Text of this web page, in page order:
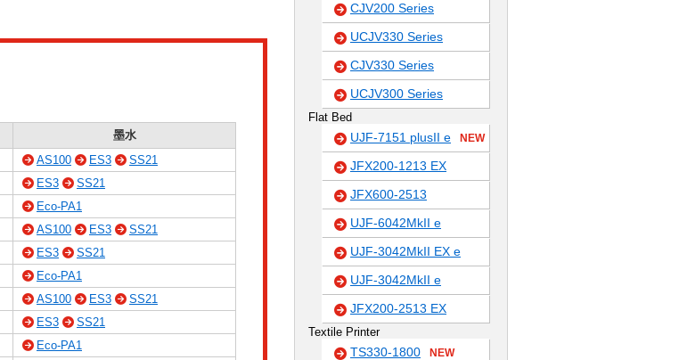
墨水
AS100 ES3 SS21
ES3
SS21
Eco-PA1
AS100 ES3 SS21
ES3
SS21
Eco-PA1
AS100 ES3 SS21
ES3
SS21
Eco-PA1
CJV200 Series
UCJV330 Series
CJV330 Series
UCJV300 Series
Flat Bed
UJF-7151 plusII e NEW
JFX200-1213 EX
JFX600-2513
UJF-6042MkII e
UJF-3042MkII EX e
UJF-3042MkII e
JFX200-2513 EX
Textile Printer
TS330-1800 NEW